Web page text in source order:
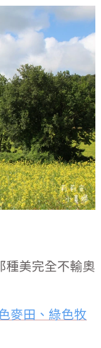
種美完全不輸奧
麥田、綠色牧